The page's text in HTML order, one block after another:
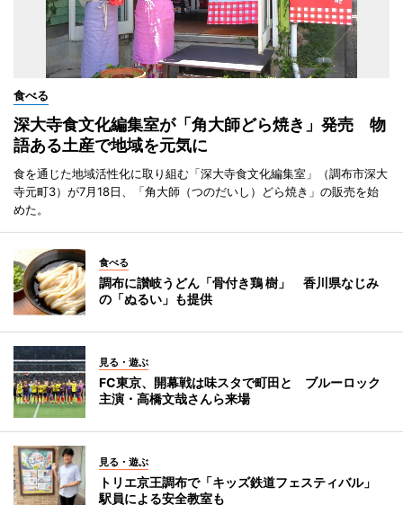
食べる
深大寺食文化編集室が「角大師どら焼き」発売 物
語ある土産で地域を元気に
食を通じた地域活性化に取り組む「深大寺食文化編集室」（調布市深大
寺元町3）が7月18日、「角大師（つのだいし）どら焼き」の販売を始
めた。
食べる
調布に讃岐うどん「骨付き鶏 樹」 香川県なじみ
の「ぬるい」も提供
見る・遊ぶ
FC東京、開幕戦は味スタで町田と ブルーロック
主演・高橋文哉さんら来場
見る・遊ぶ
トリエ京王調布で「キッズ鉄道フェスティバル」
駅員による安全教室も